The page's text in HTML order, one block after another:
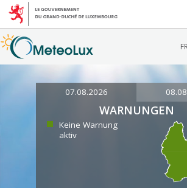
07.08.2026
WARNUNGEN
Keine Warnung
aktiv